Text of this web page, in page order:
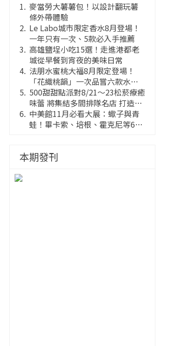
麥當勞大薯薯包！以設計翻玩薯
條外帶體驗
Le Labo城市限定香水8月登場！
一年只有一次、5款必入手推薦
高雄鹽埕小吃15選！走進港都老
城從早餐到宵夜的美味日常
法朋水蜜桃大福8月限定登場！
「花織桃韻」一次品嘗六款水蜜
桃花果大福
500甜甜點派對8/21～23松菸療癒
味蕾 將集結多間排隊名店 打造靈
感創意的舞台
中美館11月必看大展：蠍子與青
蛙！畢卡索、培根、霍克尼等66
本期發刊